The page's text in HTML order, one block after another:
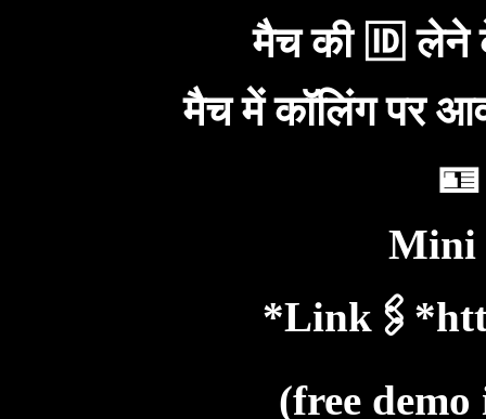
मैच की 🆔 लेने
मैच में कॉलिंग पर
Mini
(free